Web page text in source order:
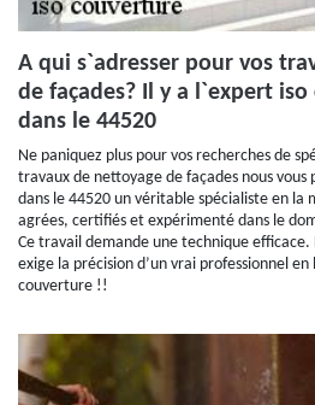
A qui s`adresser pour vos
de façades? Il y a l`expert
dans le 44520
Ne paniquez plus pour vos recherches de
travaux de nettoyage de façades nous vous
dans le 44520 un véritable spécialiste en la
agrées, certifiés et expérimenté dans le
Ce travail demande une technique
exige la précision d’un vrai professionnel
couverture !!